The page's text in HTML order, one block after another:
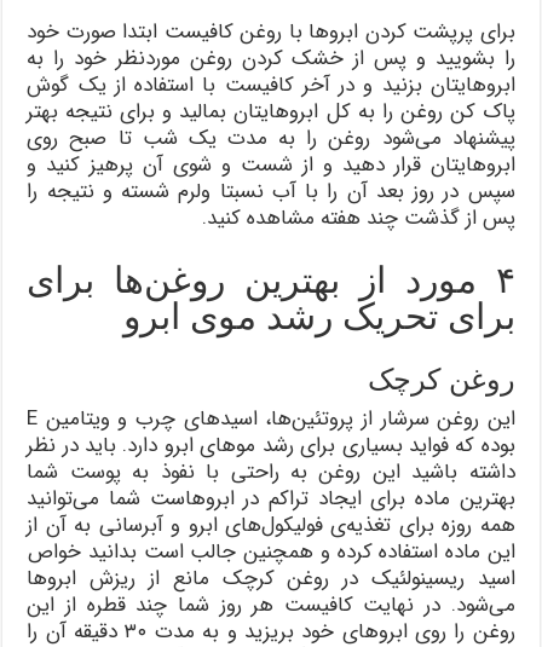
برای پرپشت کردن ابروها با روغن کافیست ابتدا صورت خود
را بشویید و پس از خشک کردن روغن موردنظر خود را به
ابروهایتان بزنید و در آخر کافیست با استفاده از یک گوش
پاک کن روغن را به کل ابروهایتان بمالید و برای نتیجه بهتر
پیشنهاد می‌شود روغن را به مدت یک شب تا صبح روی
ابروهایتان قرار دهید و از شست و شوی آن پرهیز کنید و
سپس در روز بعد آن را با آب نسبتا ولرم شسته و نتیجه را
پس از گذشت چند هفته مشاهده کنید.
۴ مورد از بهترین روغن‌ها برای
برای تحریک رشد موی ابرو
روغن کرچک
این روغن سرشار از پروتئین‌ها، اسیدهای چرب و ویتامین E
بوده که فواید بسیاری برای رشد موهای ابرو دارد. باید در نظر
داشته باشید این روغن به راحتی با نفوذ به پوست شما
بهترین ماده برای ایجاد تراکم در ابروهاست شما می‌توانید
همه روزه برای تغذیه‌ی فولیکول‌های ابرو و آبرسانی به آن از
این ماده استفاده کرده و همچنین جالب است بدانید خواص
اسید ریسینولئیک در روغن کرچک مانع از ریزش ابروها
می‌شود. در نهایت کافیست هر روز شما چند قطره از این
روغن را روی ابروهای خود بریزید و به مدت ۳۰ دقیقه آن را